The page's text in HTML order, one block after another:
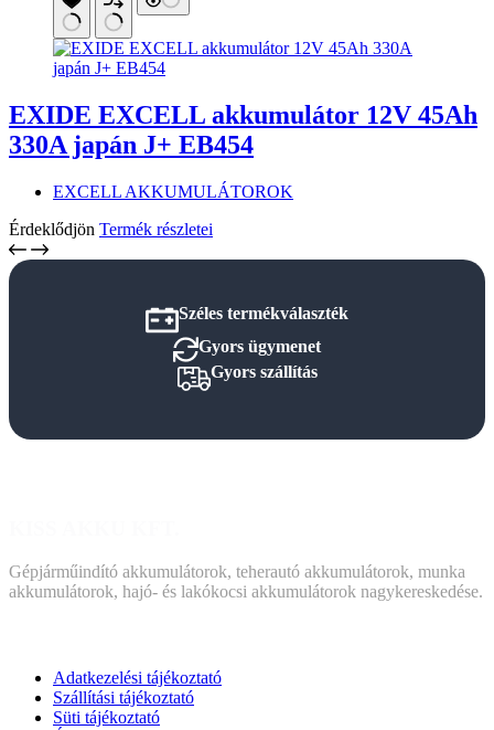
EXIDE EXCELL akkumulátor 12V 45Ah
330A japán J+ EB454
EXCELL AKKUMULÁTOROK
Érdeklődjön Termék részletei
Széles termékválaszték
Gyors ügymenet
Gyors szállítás
Gépjárműindító akkumulátorok, teherautó akkumulátorok, munka
akkumulátorok, hajó- és lakókocsi akkumulátorok nagykereskedése.
Adatkezelési tájékoztató
Szállítási tájékoztató
Süti tájékoztató